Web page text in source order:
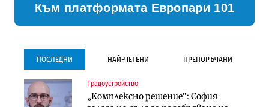
Към платформата Европари 101
ПОСЛЕДНИ НАЙ-ЧЕТЕНИ ПРЕПОРЪЧАНИ
Градоустройство
„Комплексно решение“: София
Градоустройство
Столична община избра
Инфраструктура
Проектирането на тунела под